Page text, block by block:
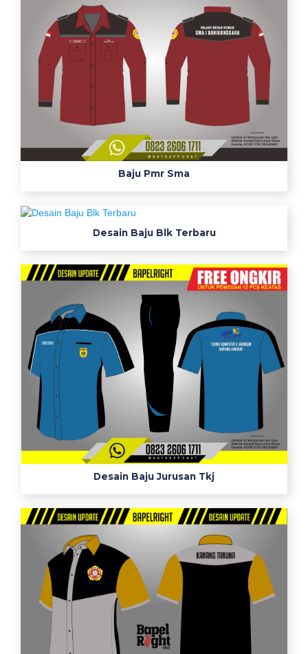
Baju Pmr Sma
Desain Baju Blk Terbaru
Desain Baju Jurusan Tkj